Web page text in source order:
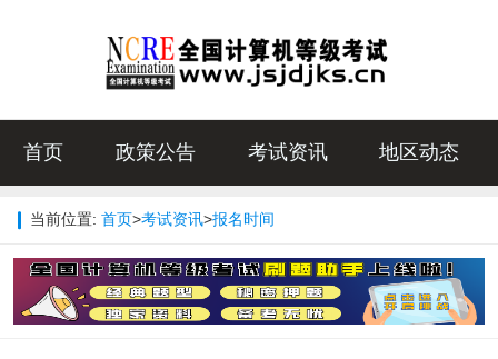
首页 政策公告 考试资讯 地区动态
当前位置: 首页>考试资讯>报名时间